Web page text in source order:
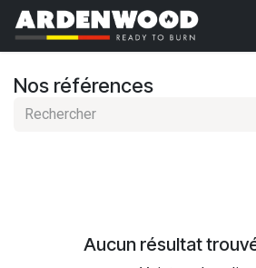
Se rendre au contenu
Nos références
Aucun résultat